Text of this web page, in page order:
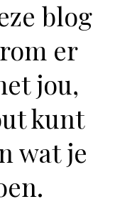
blog
er
jou,
kunt
wat je